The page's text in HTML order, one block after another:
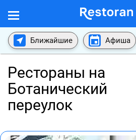
Ближайшие Афиша
Рестораны на
Ботанический
переулок